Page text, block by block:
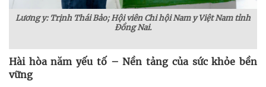
Lương y: Trịnh Thái Bảo; Hội viên Chi hội Nam y Việt Nam tỉnh
Đồng Nai.
Hài hòa năm yếu tố – Nền tảng của sức khỏe bền
vững